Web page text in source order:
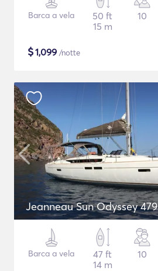
Barca a vela
50 ft
15 m
10
$1,099 /notte
Jeanneau Sun Odyssey 479
Barca a vela
47 ft
14 m
10